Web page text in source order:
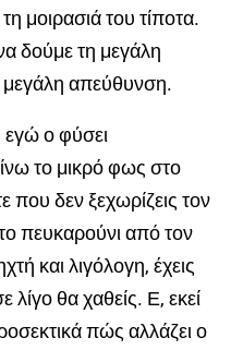
μοιρασιά του τίποτα.
δούμε τη μεγάλη
μεγάλη απεύθυνση.
εγώ ο φύσει
το μικρό φως στο
δεν ξεχωρίζεις τον
πευκαρούνι από τον
και λιγόλογη, έχεις
λίγο θα χαθείς. Ε, εκεί
πώς αλλάζει ο